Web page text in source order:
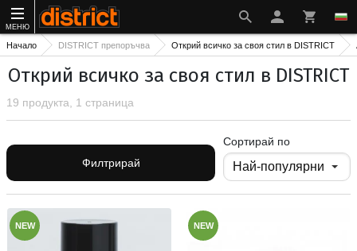
МЕНЮ
Начало DISTRICT препоръчва Открий всичко за своя стил в DISTRICT
Открий всичко за своя стил в DISTRICT
19 продукта, 1 страница
Филтрирай
Сортирай по
NEW NEW